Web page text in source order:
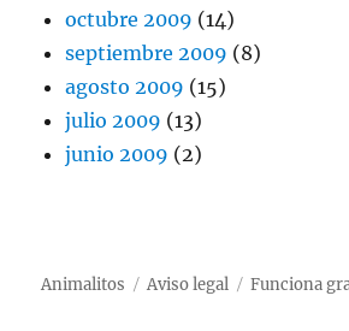
octubre 2009 (14)
septiembre 2009 (8)
agosto 2009 (15)
julio 2009 (13)
junio 2009 (2)
Animalitos Aviso legal Funciona